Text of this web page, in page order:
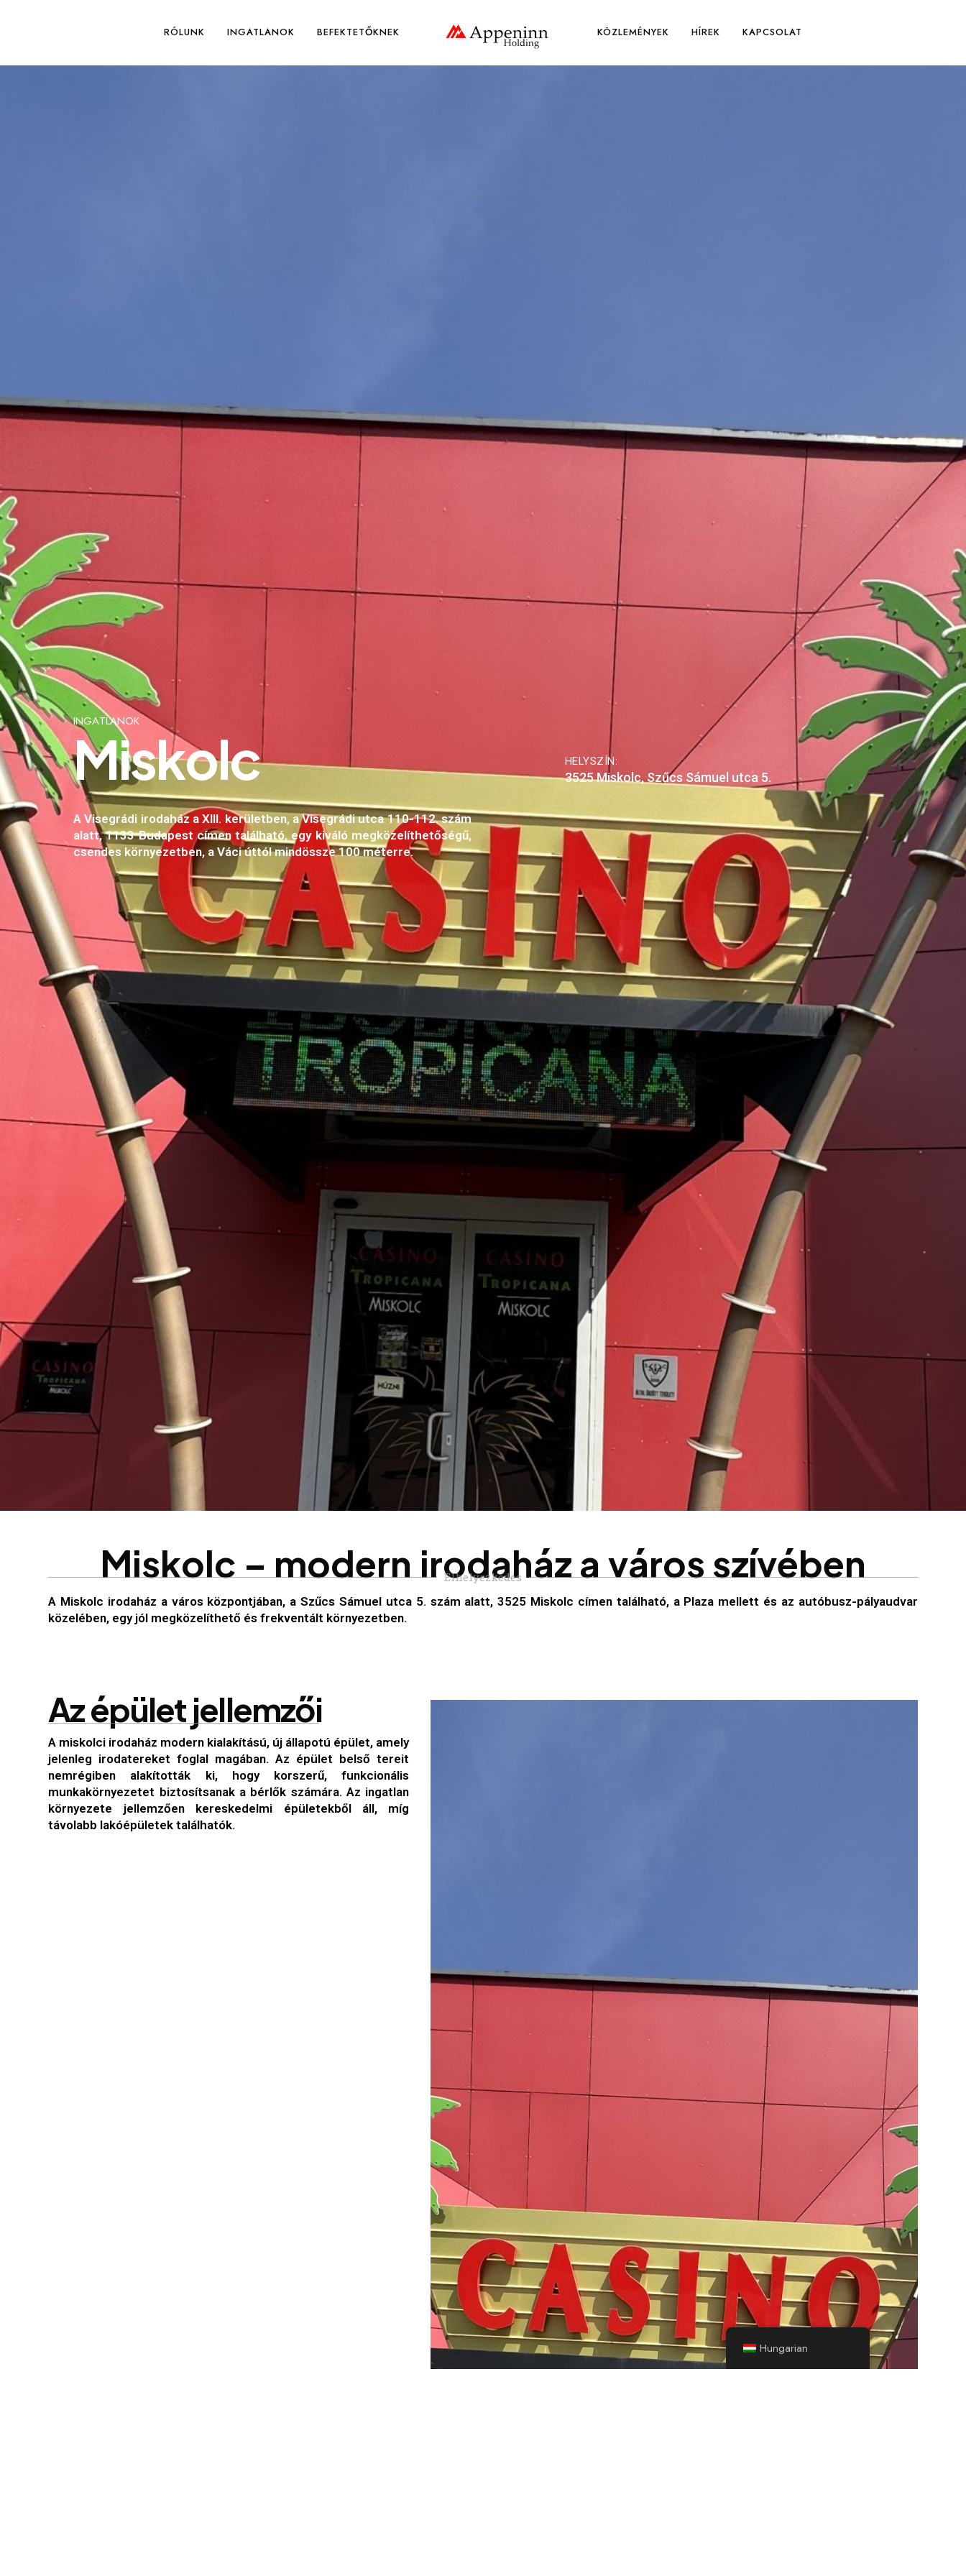
RÓLUNK INGATLANOK BEFEKTETŐKNEK KÖZLEMÉNYEK HÍREK KAPCSOLAT
INGATLANOK
Miskolc
A Visegrádi irodaház a XIII. kerületben, a Visegrádi utca 110-112. szám
alatt, 1133 Budapest címen található, egy kiváló megközelíthetőségű,
csendes környezetben, a Váci úttól mindössze 100 méterre.
HELYSZÍN:
3525 Miskolc, Szűcs Sámuel utca 5.
Miskolc – modern irodaház a város szívében
Elhelyezkedés
A Miskolc irodaház a város központjában, a Szűcs Sámuel utca 5. szám alatt, 3525 Miskolc címen található, a Plaza mellett és az autóbusz-pályaudvar
közelében, egy jól megközelíthető és frekventált környezetben.
Azépületjellemzői
A miskolci irodaház modern kialakítású, új állapotú épület, amely
jelenleg irodatereket foglal magában. Az épület belső tereit
nemrégiben alakították ki, hogy korszerű, funkcionális
munkakörnyezetet biztosítsanak a bérlők számára. Az ingatlan
környezete jellemzően kereskedelmi épületekből áll, míg
távolabb lakóépületek találhatók.
Hungarian